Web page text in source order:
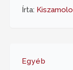
Írta: Kiszamolo
Egyéb